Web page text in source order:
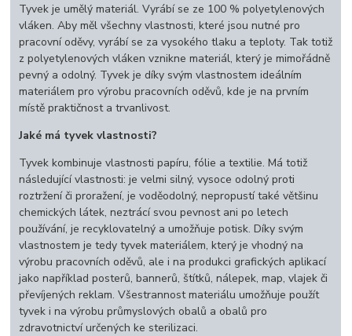
Tyvek je umělý materiál. Vyrábí se ze 100 % polyetylenových
vláken. Aby měl všechny vlastnosti, které jsou nutné pro
pracovní oděvy, vyrábí se za vysokého tlaku a teploty. Tak totiž
z polyetylenových vláken vznikne materiál, který je mimořádně
pevný a odolný. Tyvek je díky svým vlastnostem ideálním
materiálem pro výrobu pracovních oděvů, kde je na prvním
místě praktičnost a trvanlivost.
Jaké má tyvek vlastnosti?
Tyvek kombinuje vlastnosti papíru, fólie a textilie. Má totiž
následující vlastnosti: je velmi silný, vysoce odolný proti
roztržení či proražení, je voděodolný, nepropustí také většinu
chemických látek, neztrácí svou pevnost ani po letech
používání, je recyklovatelný a umožňuje potisk. Díky svým
vlastnostem je tedy tyvek materiálem, který je vhodný na
výrobu pracovních oděvů, ale i na produkci grafických aplikací
jako například posterů, bannerů, štítků, nálepek, map, vlajek či
převíjených reklam. Všestrannost materiálu umožňuje použít
tyvek i na výrobu průmyslových obalů a obalů pro
zdravotnictví určených ke sterilizaci.